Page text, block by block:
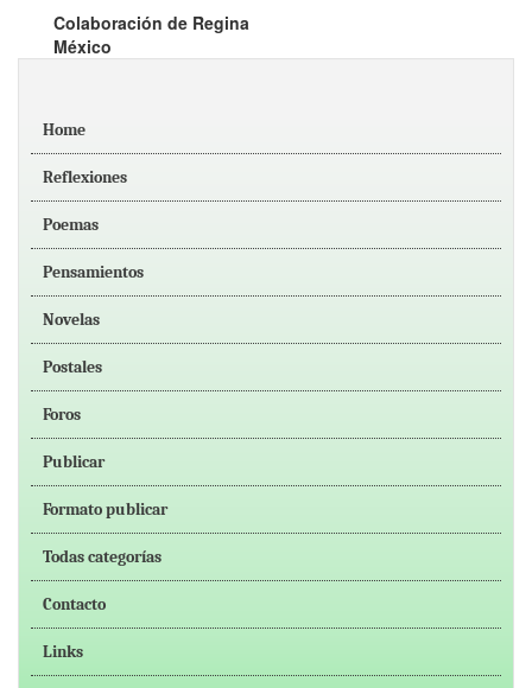
Colaboración de Regina
México
Home
Reflexiones
Poemas
Pensamientos
Novelas
Postales
Foros
Publicar
Formato publicar
Todas categorías
Contacto
Links